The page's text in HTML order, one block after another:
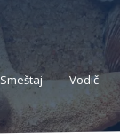
Smeštaj Vodič